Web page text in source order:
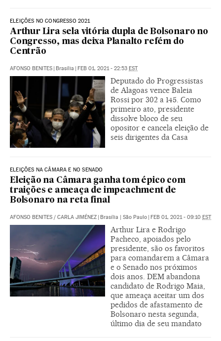
ELEIÇÕES NO CONGRESSO 2021
Arthur Lira sela vitória dupla de Bolsonaro no
Congresso, mas deixa Planalto refém do
Centrão
AFONSO BENITES | Brasília | FEB 01, 2021 - 22:53 EST
Deputado do Progressistas
de Alagoas vence Baleia
Rossi por 302 a 145. Como
primeiro ato, presidente
dissolve bloco de seu
opositor e cancela eleição de
seis dirigentes da Casa
ELEIÇÕES NA CÂMARA E NO SENADO
Eleição na Câmara ganha tom épico com
traições e ameaça de impeachment de
Bolsonaro na reta final
AFONSO BENITES / CARLA JIMÉNEZ | Brasília | São Paulo | FEB 01, 2021 - 09:10 EST
Arthur Lira e Rodrigo
Pacheco, apoiados pelo
presidente, são os favoritos
para comandarem a Câmara
e o Senado nos próximos
dois anos. DEM abandona
candidato de Rodrigo Maia,
que ameaça aceitar um dos
pedidos de afastamento de
Bolsonaro nesta segunda,
último dia de seu mandato